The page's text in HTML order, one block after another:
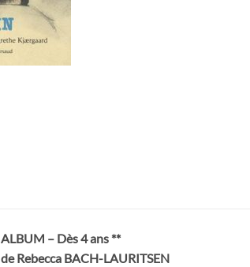
ALBUM – Dès 4 ans **
de Rebecca BACH-LAURITSEN